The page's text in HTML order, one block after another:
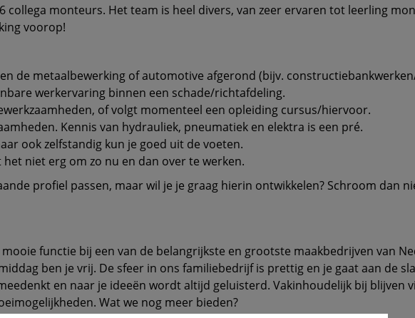
collega monteurs. Het team is heel divers, van zeer ervaren tot leerling
voorop!
de metaalbewerking of automotive afgerond (bijv.
werkervaring binnen een schade/richtafdeling.
of volgt momenteel een opleiding cursus/hiervoor.
Kennis van hydrauliek, pneumatiek en elektra is een pré.
ook zelfstandig kun je goed uit de voeten.
niet erg om zo nu en dan over te werken.
profiel passen, maar wil je je graag hierin ontwikkelen? Schroom dan
functie bij een van de belangrijkste en grootste maakbedrijven van
ben je vrij. De sfeer in ons familiebedrijf is prettig en je gaat aan de
en naar je ideeën wordt altijd geluisterd. Vakinhoudelijk bij blijven
Wat we nog meer bieden?